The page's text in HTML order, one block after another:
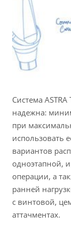
Система
надежна:
при
использовать
вариантов
одноэтапной,
операции, а
ранней
с винтовой,
аттачментах.